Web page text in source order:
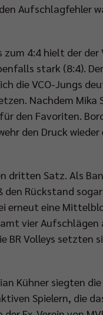
Aufschlagfehler
4:4 hielt der der
stark (8:4).
die VCO-Jungs
Nachdem Mika
den Favoriten.
den Druck
dritten Satz. Als
Rückstand
erneut eine
vier Aufschlägen
BR Volleys setzten
Kühner siegten
Spielern, die